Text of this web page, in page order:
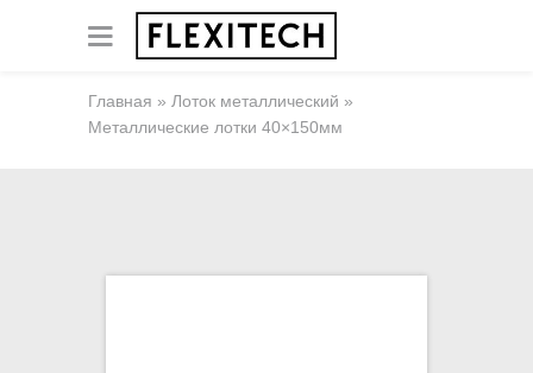
Главная » Лоток металлический »
Металлические лотки 40×150мм